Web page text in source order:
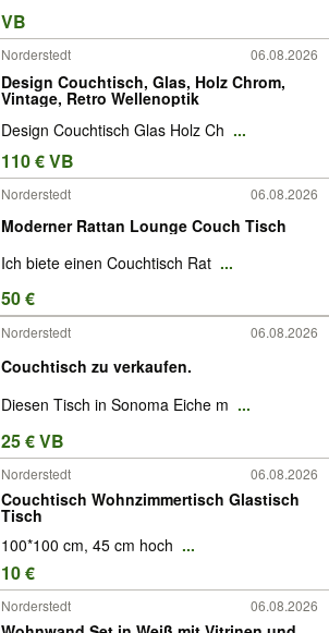
VB
Norderstedt 06.08.2026
Design Couchtisch, Glas, Holz Chrom,
Vintage, Retro Wellenoptik
Design Couchtisch Glas Holz Ch ...
110 € VB
Norderstedt 06.08.2026
Moderner Rattan Lounge Couch Tisch
Ich biete einen Couchtisch Rat ...
50 €
Norderstedt 06.08.2026
Couchtisch zu verkaufen.
Diesen Tisch in Sonoma Eiche m ...
25 € VB
Norderstedt 06.08.2026
Couchtisch Wohnzimmertisch Glastisch
Tisch
100*100 cm, 45 cm hoch ...
10 €
Norderstedt 06.08.2026